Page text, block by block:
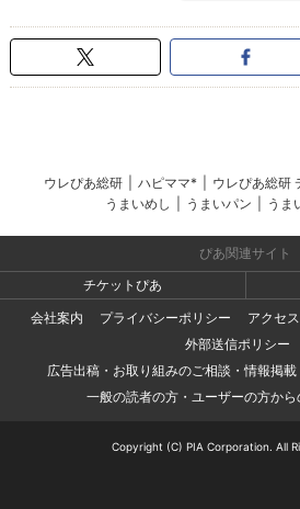
ウレぴあ総研 ハピママ* ウレぴあ総研
うまいめし
うまいパン うま
ぴあ関連サイト
チケットぴあ
会社案内
プライバシーポリシー
アクセ
外部送信ポリシー
広告出稿・お取り組みのご相談・情報掲
一般の読者の方・ユーザーの方か
Copyright (C) PIA Corporation. All